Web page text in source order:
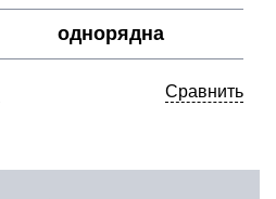
однорядна
Сравнить